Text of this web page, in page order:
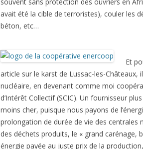
avait été la cible de terroristes), couler les
béton, etc…
Et
article sur le karst de Lussac-les-Châteaux,
nucléaire, en devenant comme moi
d’Intérêt Collectif (SCIC). Un fournisseur
moins cher, puisque nous payons de
prolongation de durée de vie des centrales
des déchets produits, le « grand carénage,
énergie payée au juste prix de la